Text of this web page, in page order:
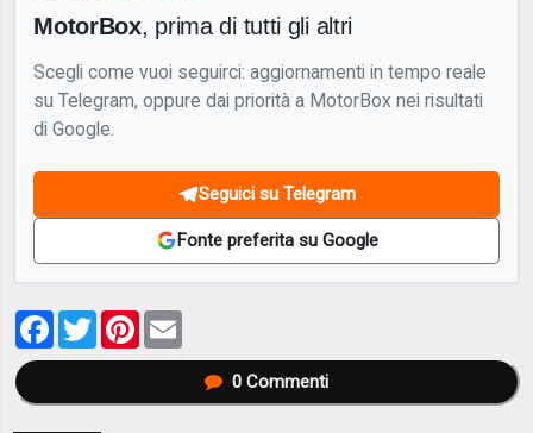
MotorBox, prima di tutti gli altri
Scegli come vuoi seguirci: aggiornamenti in tempo reale
su Telegram, oppure dai priorità a MotorBox nei risultati
di Google.
Seguici su Telegram
Fonte preferita su Google
Facebook
TwitterPinterest
0Commenti